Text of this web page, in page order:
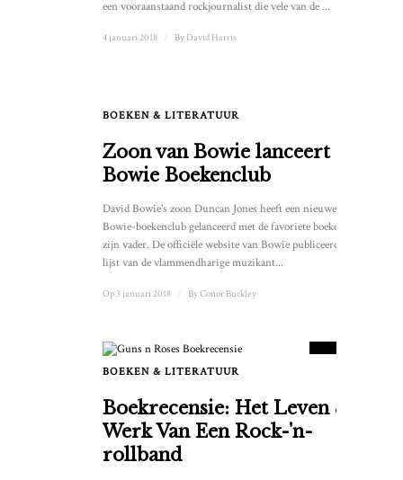
een vooraanstaand rockjournalist die vele van de ...
4 januari 2018 By David Harris
BOEKEN & LITERATUUR
Zoon van Bowie lanceert
Bowie Boekenclub
David Bowie's zoon Duncan Jones heeft een nieuwe online
Bowie-boekenclub gelanceerd met de favoriete boeken van
zijn vader. De officiële website van Bowie publiceerde een
lijst van de vlammendharige muzikant...
Op 3 januari 2018 ByConor Buckley
SCORE
BOEKEN & LITERATUUR
Boekrecensie: Het Leven &
Werk Van Een Rock-'n-
rollband